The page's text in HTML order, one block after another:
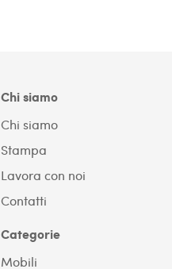
Chi siamo
Chi siamo
Stampa
Lavora con noi
Contatti
Categorie
Mobili